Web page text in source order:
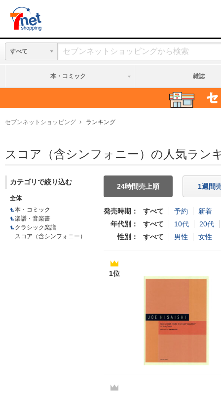
すべて
本・コミック 雑誌
セブンネットショッピング ランキング
スコア（含シンフォニー）の人気ラン
発売時期 すべて 予約
新着
年代別
すべて 10代
20代
性別
すべて 男性 女性
1位
カテゴリで絞り込む
全体
本・コミック
楽譜・音楽書
クラシック楽譜
スコア（含シンフォニー）